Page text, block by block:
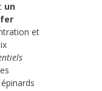
un
et